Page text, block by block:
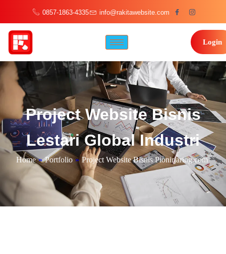
0857-1863-4335 info@rakitawebsite.com
Login
Project Website Bisnis
Lestari Global Industri
Home » Portfolio » Project Website Bisnis Pionirjaring.com